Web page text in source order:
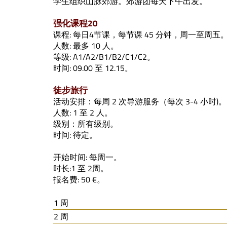
强化课程20
课程: 每日4节课，每节课 45 分钟，周一至周五。
人数: 最多 10 人。
等级: A1/A2/B1/B2/C1/C2。
时间: 09.00 至 12.15。
徒步旅行
活动安排：每周 2 次导游服务（每次 3-4 小时)。
人数: 1 至 2 人。
级别：所有级别。
时间: 待定。
开始时间: 每周一。
时长:1 至 2周。
报名费: 50 €。
1 周
2 周